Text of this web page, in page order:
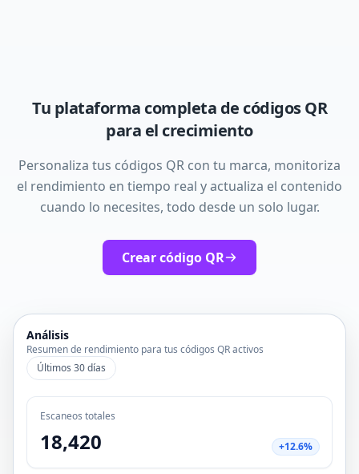
Tu plataforma completa de códigos QR
para el crecimiento
Personaliza tus códigos QR con tu marca, monitoriza
el rendimiento en tiempo real y actualiza el contenido
cuando lo necesites, todo desde un solo lugar.
Crear código QR
Análisis
Resumen de rendimiento para tus códigos QR activos
Últimos 30 días
Escaneos totales
18,420 +12.6%